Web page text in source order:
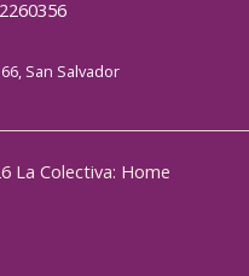
San Salvador
La Colectiva: Home